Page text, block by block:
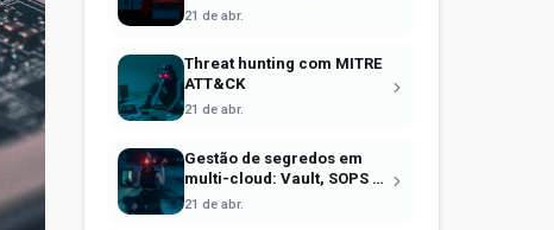
21 de abr.
Threat hunting com MITRE
ATT&CK
21 de abr.
Gestão de segredos em
multi-cloud: Vault, SOPS e
identidade efêmera
21 de abr.